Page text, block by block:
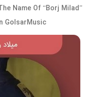
Name Of “Borj Milad”
GolsarMusic